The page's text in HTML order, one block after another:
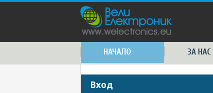
НАЧАЛО ЗА НАС
Вход